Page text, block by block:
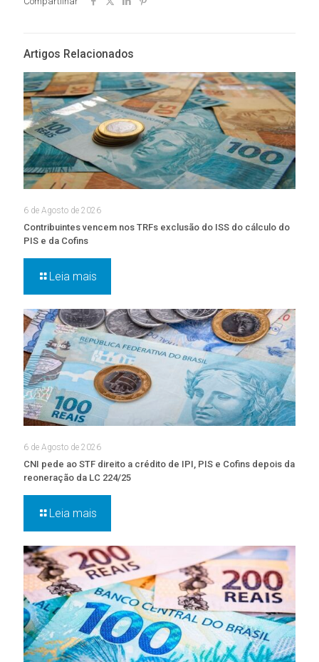
Artigos Relacionados
6 de Agosto de 2026
Contribuintes vencem nos TRFs exclusão do ISS do cálculo do
PIS e da Cofins
Leia mais
6 de Agosto de 2026
CNI pede ao STF direito a crédito de IPI, PIS e Cofins depois da
reoneração da LC 224/25
Leia mais